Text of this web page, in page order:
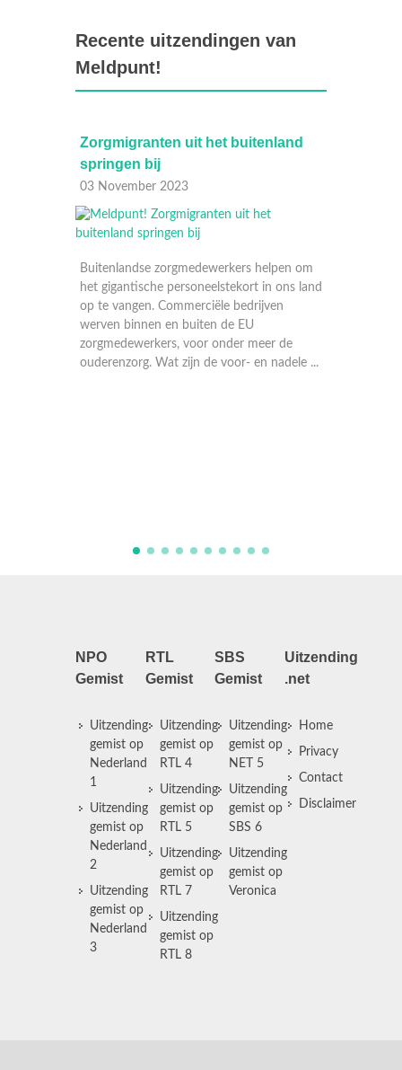
Recente uitzendingen van
Meldpunt!
in ons land
en nadele ...
Geluidsoverlast door padel
27 Oktober 2023
Als paddenstoelen schieten padelbanen uit
NPO
Gemist
Uitzending
gemist op
Nederland
1
Uitzending
gemist op
Nederland
2
Uitzending
gemist op
Nederland
3
RTL
Gemist
Uitzending
gemist op
RTL 4
Uitzending
gemist op
RTL 5
Uitzending
gemist op
RTL 7
Uitzending
gemist op
RTL 8
SBS
Gemist
Uitzending
gemist op
NET 5
Uitzending
gemist op
SBS 6
Uitzending
gemist op
Veronica
Uitzending
.net
Home
Privacy
Contact
Disclaimer